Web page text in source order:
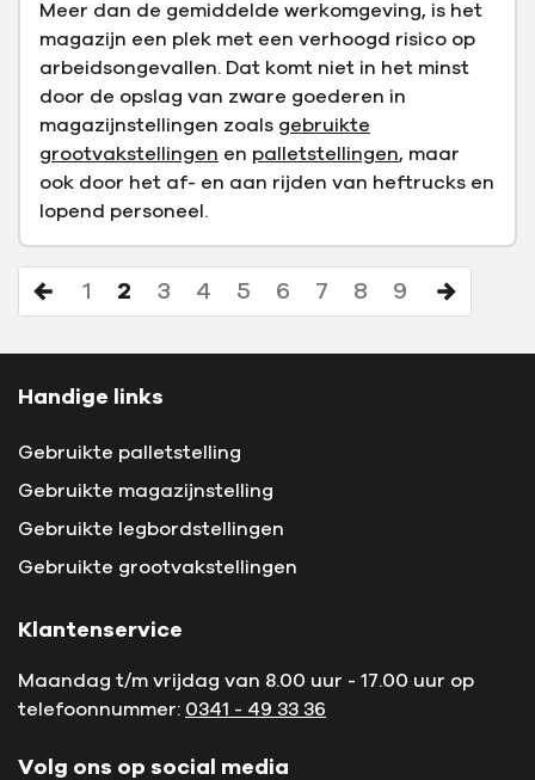
Meer dan de gemiddelde werkomgeving, is het
magazijn een plek met een verhoogd risico op
arbeidsongevallen. Dat komt niet in het minst
door de opslag van zware goederen in
magazijnstellingen zoals gebruikte
grootvakstellingen en palletstellingen, maar
ook door het af- en aan rijden van heftrucks en
lopend personeel.
1 2 3 4 5 6 7 8 9
Handige links
Gebruikte palletstelling
Gebruikte magazijnstelling
Gebruikte legbordstellingen
Gebruikte grootvakstellingen
Klantenservice
Maandag t/m vrijdag van 8.00 uur - 17.00 uur op
telefoonnummer: 0341 - 49 33 36
Volg ons op social media